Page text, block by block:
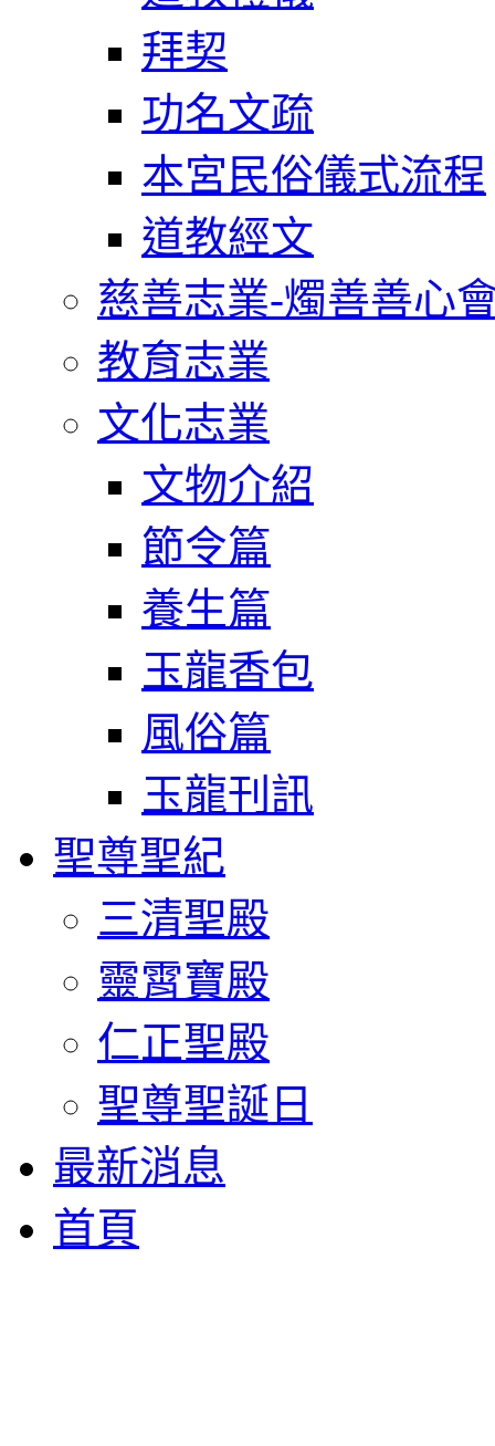
拜契
功名文疏
本宮民俗儀式流程
道教經文
慈善志業-燭善善心
教育志業
文化志業
文物介紹
節令篇
養生篇
玉龍香包
風俗篇
玉龍刊訊
聖尊聖紀
三清聖殿
靈霄寶殿
仁正聖殿
聖尊聖誕日
最新消息
首頁